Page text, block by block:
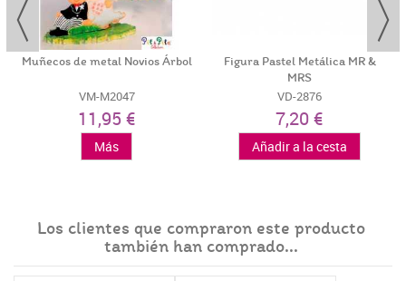
Muñecos de metal Novios Árbol
VM-M2047
11,95 €
Más
Figura Pastel Metálica MR &
MRS
VD-2876
7,20 €
Añadir a la cesta
Los clientes que compraron este producto
también han comprado...